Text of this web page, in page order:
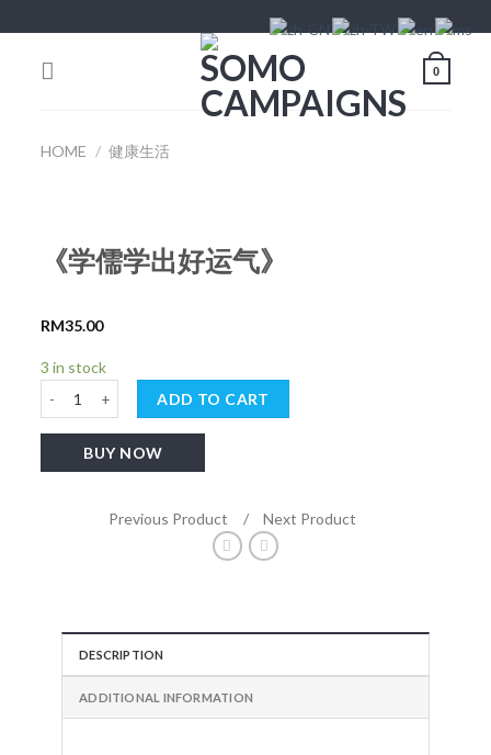
to
content
0
HOME / 健康生活
《学儒学出好运气》
RM35.00
3 in stock
ADD TO CART
BUY NOW
Previous Product / Next Product
DESCRIPTION
ADDITIONAL INFORMATION